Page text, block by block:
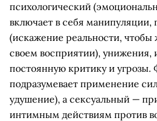
психологический
включает в себя манипуляции,
(искажение реальности, чтобы
своем восприятии), унижения,
постоянную критику и угрозы.
подразумевает применение
удушение), а сексуальный —
интимным действиям против